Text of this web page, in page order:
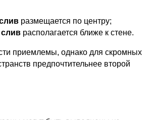
размещается по центру;
располагается ближе к стене.
приемлемы, однако для скромных
предпочтительнее второй